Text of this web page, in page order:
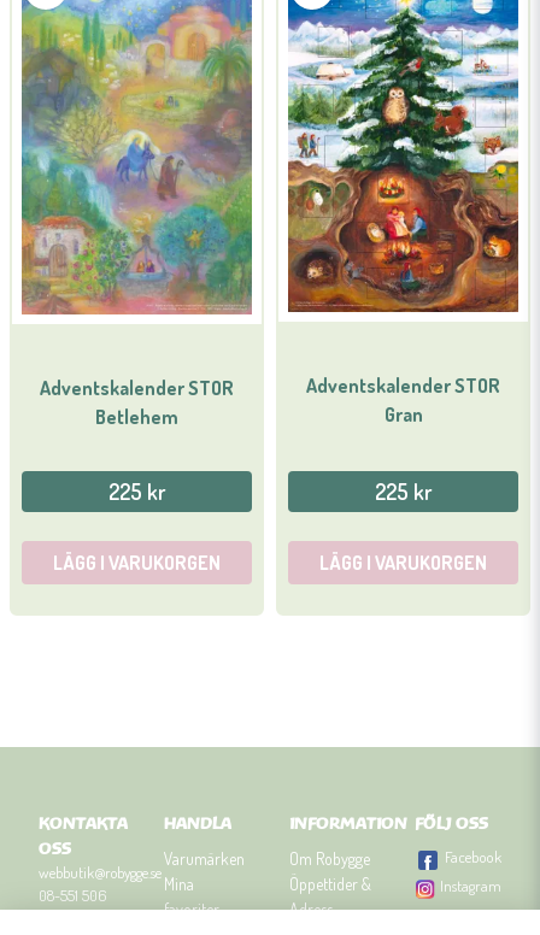
Adventskalender STOR
Betlehem
225 kr
LÄGG I VARUKORGEN
Adventskalender STOR
Gran
225 kr
LÄGG I VARUKORGEN
KONTAKTA
OSS
webbutik@robygge.se
08-551 506
HANDLA
Varumärken
Mina
favoriter
INFORMATION
Om Robygge
Öppettider &
Adress
FÖLJ OSS
Facebook
Instagram